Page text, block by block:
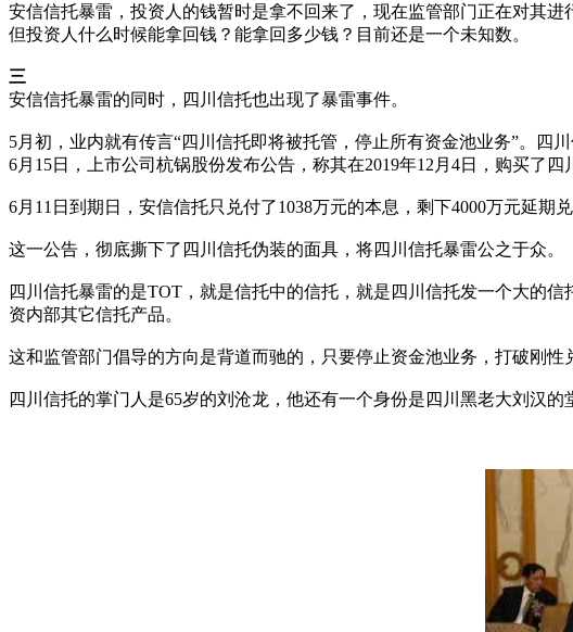
安信信托暴雷，投资人的钱暂时是拿不回来了，现在监管部门正在对其进
但投资人什么时候能拿回钱？能拿回多少钱？目前还是一个未知数。
三
安信信托暴雷的同时，四川信托也出现了暴雷事件。
5月初，业内就有传言“四川信托即将被托管，停止所有资金池业务”。四
6月15日，上市公司杭锅股份发布公告，称其在2019年12月4日，购买了
6月11日到期日，安信信托只兑付了1038万元的本息，剩下4000万元延期兑
这一公告，彻底撕下了四川信托伪装的面具，将四川信托暴雷公之于众。
四川信托暴雷的是TOT，就是信托中的信托，就是四川信托发一个大的
资内部其它信托产品。
这和监管部门倡导的方向是背道而驰的，只要停止资金池业务，打破刚性
四川信托的掌门人是65岁的刘沧龙，他还有一个身份是四川黑老大刘汉的